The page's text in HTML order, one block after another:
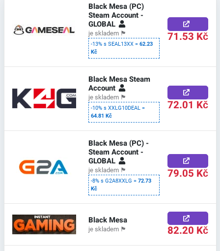
Black Mesa (PC)
Steam Account -
GLOBAL
je skladem 🏴
-13% s SEAL13XX =62.23
Kč
71.53 Kč
Black Mesa Steam
Account
je skladem 🏴
-10% s XXLG10DEAL =
64.81 Kč
72.01 Kč
Black Mesa (PC) -
Steam Account -
GLOBAL
je skladem 🏴
-8% s G2A8XXLG =72.73
Kč
79.05 Kč
Black Mesa
je skladem 🏴 82.20 Kč